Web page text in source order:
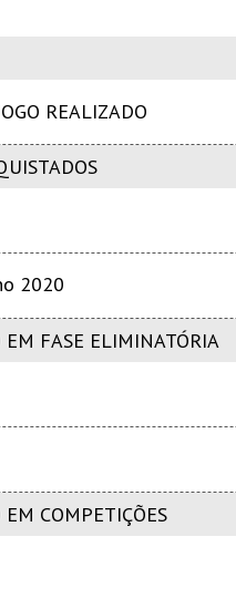
REALIZADO
2020
EM FASE ELIMINATÓRIA
COMPETIÇÕES